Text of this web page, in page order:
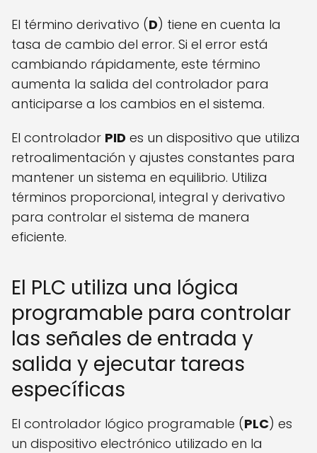
El término derivativo (D) tiene en cuenta la
tasa de cambio del error. Si el error está
cambiando rápidamente, este término
aumenta la salida del controlador para
anticiparse a los cambios en el sistema.
El controlador PID es un dispositivo que utiliza
retroalimentación y ajustes constantes para
mantener un sistema en equilibrio. Utiliza
términos proporcional, integral y derivativo
para controlar el sistema de manera
eficiente.
El PLC utiliza una lógica
programable para controlar
las señales de entrada y
salida y ejecutar tareas
específicas
El controlador lógico programable (PLC) es
un dispositivo electrónico utilizado en la